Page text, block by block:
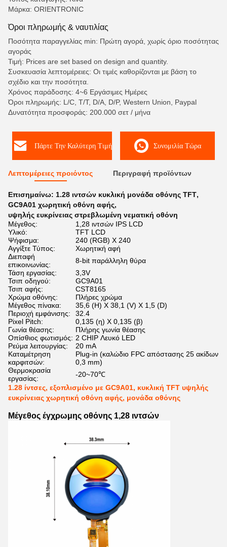
Μάρκα: ORIENTRONIC
Όροι πληρωμής & ναυτιλίας
Ποσότητα παραγγελίας min: Πρώτη αγορά, χωρίς όριο ποσότητας
αγοράς
Τιμή: Prices are set based on design and quantity.
Συσκευασία λεπτομέρειες: Οι τιμές καθορίζονται με βάση το
σχέδιο και την ποσότητα.
Χρόνος παράδοσης: 4~6 Εργάσιμες Ημέρες
Όροι πληρωμής: L/C, T/T, D/A, D/P, Western Union, Paypal
Δυνατότητα προσφοράς: 200.000 σετ / μήνα
Πάρτε Την Καλύτερη Τιμή Συνομιλία Τώρα
Λεπτομέρειες προιόντος Περιγραφή προϊόντων
Επισημαίνω: 1.28 ιντσών κυκλική μονάδα οθόνης TFT,
GC9A01 χωρητική οθόνη αφής,
υψηλής ευκρίνειας στρεβλωμένη νεματική οθόνη
Μέγεθος:
1,28 ιντσών IPS LCD
Υλικό:
TFT LCD
Ψήφισμα:
240 (RGB) X 240
Αγγίξτε Τύπος:
Χωρητική αφή
Διεπαφή
επικοινωνίας:
8-bit παράλληλη θύρα
Τάση εργασίας:
3,3V
Τσιπ οδηγού:
GC9A01
Τσιπ αφής:
CST8165
Χρώμα οθόνης:
Πλήρες χρώμα
Μέγεθος πίνακα:
35,6 (H) X 38,1 (V) X 1,5 (D)
Περιοχή εμφάνισης:
32.4
Pixel Pitch:
0,135 (η) Χ 0,135 (β)
Γωνία θέασης:
Πλήρης γωνία θέασης
Οπίσθιος φωτισμός: 2 CHIP Λευκό LED
Ρεύμα λειτουργίας:
20 mA
Καταμέτρηση
καρφιτσών:
Plug-in (καλώδιο FPC απόστασης 25 ακίδων
0,3 mm)
Θερμοκρασία
εργασίας:
-20~70℃
1.28 ίντσες, εξοπλισμένο με GC9A01, κυκλική TFT υψηλής
ευκρίνειας χωρητική οθόνη αφής, μονάδα οθόνης
Μέγεθος έγχρωμης οθόνης 1,28 ιντσών